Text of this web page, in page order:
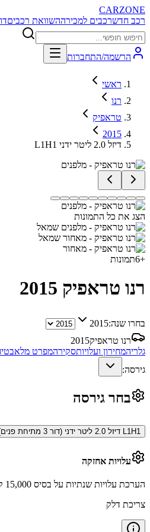
CARZONE
רכב חדשרכבים למכירההשוואת רכבים
הרשמה/התחברות
ראשי
רנו
טראפיק
2015
L1H1 דיזל 2.0 ליטר ידני
הצג את כל התמונות
+
6תמונות
רנו טראפיק 2015
בחרו שנה:2015
רנו טראפיק2015
גלריהמחירון ועלויותסקירהמפרט מלא
גירסה:
בחר גירסה
L1H1 דיזל 2.0 ליטר ידני (דור 3 מתיחת פנים)
עלויות אחזקה
הערכת עלויות שנתיות על בסיס 15,000 ק״מ בשנה
צריכת דלק